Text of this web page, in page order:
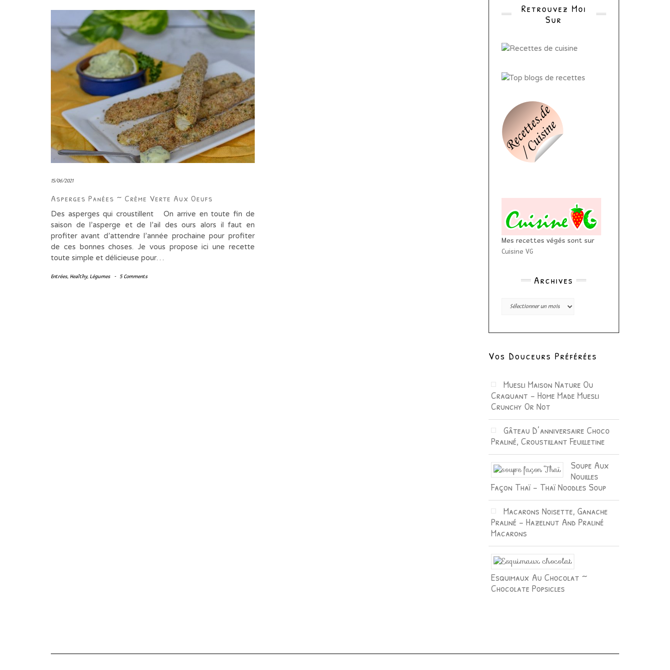
15/06/2021
Asperges Panées ~ Crème Verte Aux Oeufs
Des asperges qui croustillent On arrive en toute fin de
saison de l’asperge et de l’ail des ours alors il faut en
profiter avant d’attendre l’année prochaine pour profiter
de ces bonnes choses. Je vous propose ici une recette
toute simple et délicieuse pour…
Entrées, Healthy, Légumes - 5 Comments
Retrouvez Moi
Sur
Mes recettes végés sont sur
Cuisine VG
Archives
Archives
Vos Douceurs Préférées
Muesli Maison Nature Ou
Craquant – Home Made Muesli
Crunchy Or Not
Gâteau D’anniversaire Choco
Praliné, Croustillant Feuilletine
Soupe Aux
Nouilles
Façon Thaï – Thaï Noodles Soup
Macarons Noisette, Ganache
Praliné – Hazelnut And Praliné
Macarons
Esquimaux Au Chocolat ~
Chocolate Popsicles